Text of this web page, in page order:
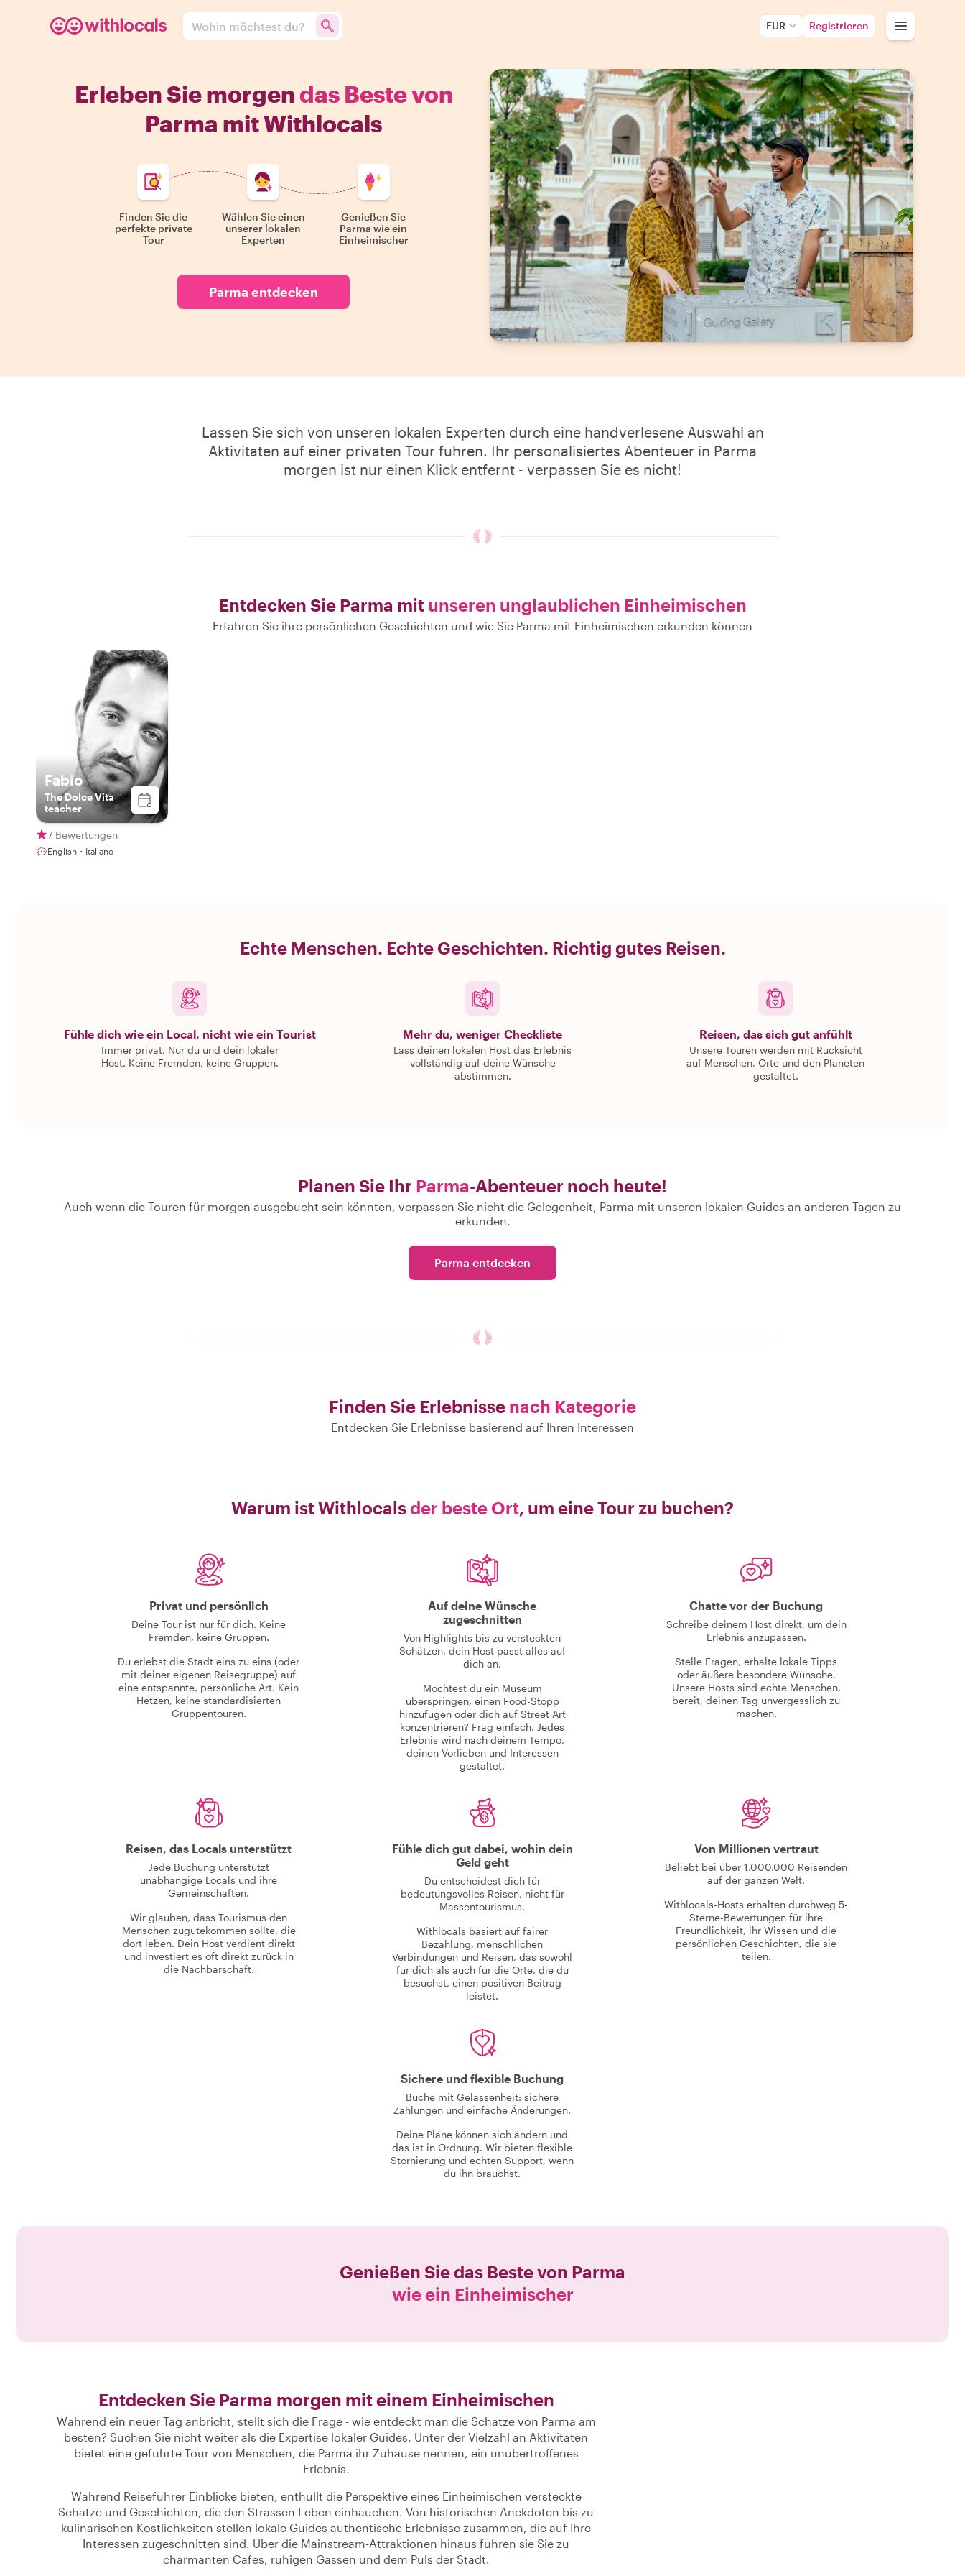
Wohin möchtest du? EUR Registrieren
Erleben Sie morgendas Beste von
Parma mit Withlocals
Finden Sie die
perfekte private
Tour
Wählen Sie einen
unserer lokalen
Experten
Genießen Sie
Parma wie ein
Einheimischer
Parma entdecken
Lassen Sie sich von unseren lokalen Experten durch eine handverlesene Auswahl an
Aktivitaten auf einer privaten Tour fuhren. Ihr personalisiertes Abenteuer in Parma
morgen ist nur einen Klick entfernt - verpassen Sie es nicht!
Entdecken Sie Parma mit unseren unglaublichen Einheimischen
Erfahren Sie ihre persönlichen Geschichten und wie Sie Parma mit Einheimischen erkunden können
Fabio
The Dolce Vita
teacher
7 Bewertungen
English・Italiano
Echte Menschen. Echte Geschichten. Richtig gutes Reisen.
Fühle dich wie ein Local, nicht wie ein Tourist
Immer privat. Nur du und dein lokaler
Host. Keine Fremden, keine Gruppen.
Mehr du, weniger Checkliste
Lass deinen lokalen Host das Erlebnis
vollständig auf deine Wünsche
abstimmen.
Reisen, das sich gut anfühlt
Unsere Touren werden mit Rücksicht
auf Menschen, Orte und den Planeten
gestaltet.
Planen Sie Ihr Parma-Abenteuer noch heute!
Auch wenn die Touren für morgen ausgebucht sein könnten, verpassen Sie nicht die Gelegenheit, Parma mit unseren lokalen Guides an anderen Tagen zu
erkunden.
Parma entdecken
Finden Sie Erlebnisse nach Kategorie
Entdecken Sie Erlebnisse basierend auf Ihren Interessen
Warum ist Withlocalsder beste Ort, um eine Tour zu buchen?
Privat und persönlich
Deine Tour ist nur für dich. Keine
Fremden, keine Gruppen.
Du erlebst die Stadt eins zu eins (oder
mit deiner eigenen Reisegruppe) auf
eine entspannte, persönliche Art. Kein
Hetzen, keine standardisierten
Gruppentouren.
Auf deine Wünsche
zugeschnitten
Von Highlights bis zu versteckten
Schätzen, dein Host passt alles auf
dich an.
Möchtest du ein Museum
überspringen, einen Food-Stopp
hinzufügen oder dich auf Street Art
konzentrieren? Frag einfach. Jedes
Erlebnis wird nach deinem Tempo,
deinen Vorlieben und Interessen
gestaltet.
Chatte vor der Buchung
Schreibe deinem Host direkt, um dein
Erlebnis anzupassen.
Stelle Fragen, erhalte lokale Tipps
oder äußere besondere Wünsche.
Unsere Hosts sind echte Menschen,
bereit, deinen Tag unvergesslich zu
machen.
Reisen, das Locals unterstützt
Jede Buchung unterstützt
unabhängige Locals und ihre
Gemeinschaften.
Wir glauben, dass Tourismus den
Menschen zugutekommen sollte, die
dort leben. Dein Host verdient direkt
und investiert es oft direkt zurück in
die Nachbarschaft.
Fühle dich gut dabei, wohin dein
Geld geht
Du entscheidest dich für
bedeutungsvolles Reisen, nicht für
Massentourismus.
Withlocals basiert auf fairer
Bezahlung, menschlichen
Verbindungen und Reisen, das sowohl
für dich als auch für die Orte, die du
besuchst, einen positiven Beitrag
leistet.
Von Millionen vertraut
Beliebt bei über 1.000.000 Reisenden
auf der ganzen Welt.
Withlocals-Hosts erhalten durchweg 5-
Sterne-Bewertungen für ihre
Freundlichkeit, ihr Wissen und die
persönlichen Geschichten, die sie
teilen.
Sichere und flexible Buchung
Buche mit Gelassenheit: sichere
Zahlungen und einfache Änderungen.
Deine Pläne können sich ändern und
das ist in Ordnung. Wir bieten flexible
Stornierung und echten Support, wenn
du ihn brauchst.
Genießen Sie das Beste von Parma
wie ein Einheimischer
Entdecken Sie Parma morgen mit einem Einheimischen
Wahrend ein neuer Tag anbricht, stellt sich die Frage - wie entdeckt man die Schatze von Parma am
besten? Suchen Sie nicht weiter als die Expertise lokaler Guides. Unter der Vielzahl an Aktivitaten
bietet eine gefuhrte Tour von Menschen, die Parma ihr Zuhause nennen, ein unubertroffenes
Erlebnis.
Wahrend Reisefuhrer Einblicke bieten, enthullt die Perspektive eines Einheimischen versteckte
Schatze und Geschichten, die den Strassen Leben einhauchen. Von historischen Anekdoten bis zu
kulinarischen Kostlichkeiten stellen lokale Guides authentische Erlebnisse zusammen, die auf Ihre
Interessen zugeschnitten sind. Uber die Mainstream-Attraktionen hinaus fuhren sie Sie zu
charmanten Cafes, ruhigen Gassen und dem Puls der Stadt.